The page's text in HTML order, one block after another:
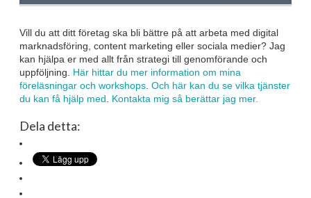
Vill du att ditt företag ska bli bättre på att arbeta med digital
marknadsföring, content marketing eller sociala medier? Jag
kan hjälpa er med allt från strategi till genomförande och
uppföljning. Här hittar du mer information om mina
föreläsningar och workshops Och här kan du se vilka tjänster
du kan få hjälp med
Kontakta mig så berättar jag mer.
Dela detta: